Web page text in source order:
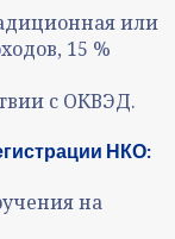
или
15 %
с ОКВЭД.
НКО:
на